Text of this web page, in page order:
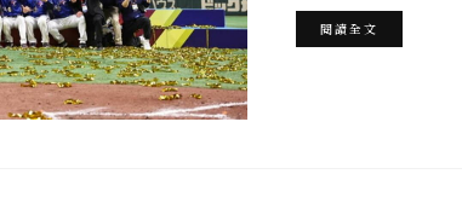
閱讀全文